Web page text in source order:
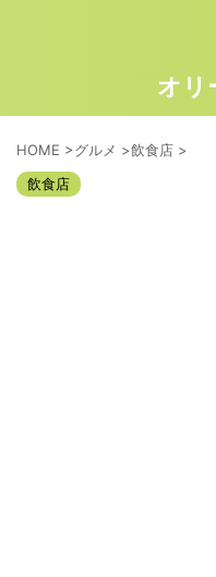
オリ
HOME >グルメ >飲食店 >
飲食店